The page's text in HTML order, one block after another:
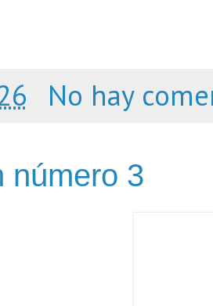
No hay
número 3